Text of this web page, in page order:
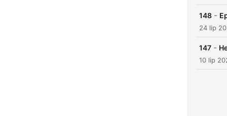
148 -
24 lip
147 -
10 lip